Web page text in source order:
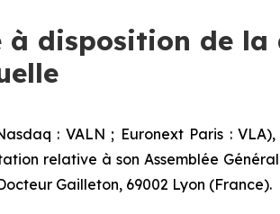
à disposition de
: VALN ; Euronext Paris :
relative à son Assemblée
Gailleton, 69002 Lyon (France).